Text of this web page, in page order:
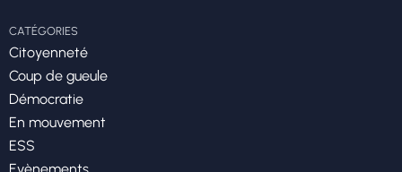
CATÉGORIES
Citoyenneté
Coup de gueule
Démocratie
En mouvement
ESS